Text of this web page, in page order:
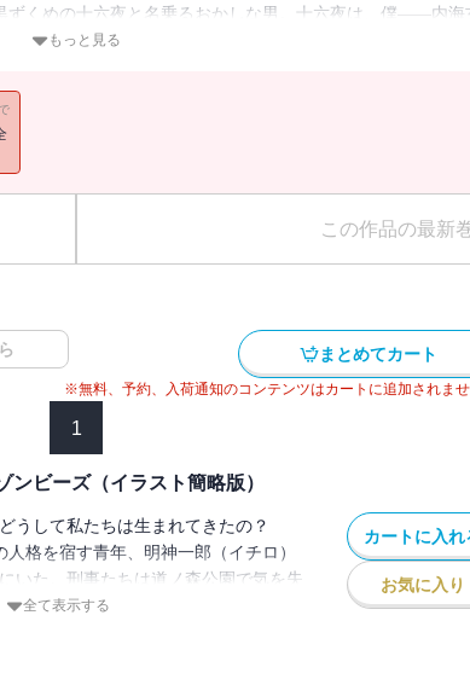
ずくめの十六夜と名乗るおかしな男。十六夜は、僕――内海
要ない』母の依頼でなければ完全に無視したのだが……。
が入りません。
もっと見る
この作品の最新
まとめてカート
※無料、予約、入荷通知のコンテンツはカートに追加されませ
1
ビーズ（イラスト簡略版）
うして私たちは生まれてきたの？
格を宿す青年、明神一郎（イチロ）
いた。刑事たちは道ノ森公園で気を失
護した／次の夜。イチロは前夜助けた
全て表示する
カートに入れ
お気に入り